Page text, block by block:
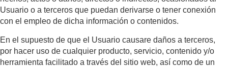
Usuario o a terceros que puedan derivarse o tener conexión
con el empleo de dicha información o contenidos.
En el supuesto de que el Usuario causare daños a terceros,
por hacer uso de cualquier producto, servicio, contenido y/o
herramienta facilitado a través del sitio web, así como de un